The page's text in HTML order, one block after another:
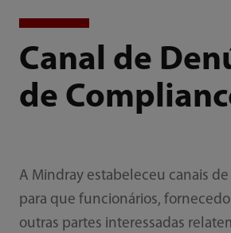
Canal de
de
A Mindray estabeleceu canais
para que funcionários,
outras partes interessadas